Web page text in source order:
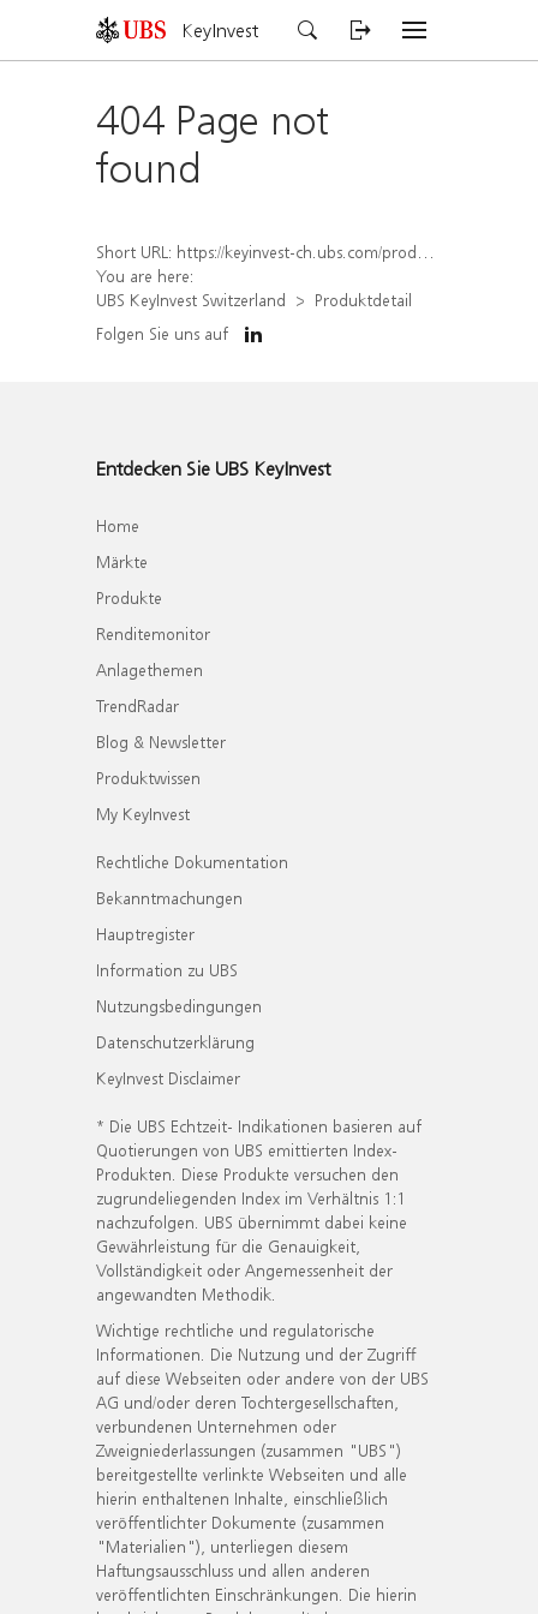
KeyInvest
404 Page not
found
Short URL: https://keyinvest-ch.ubs.com/produkt/detail/index/isin/CH1297161957
You are here:
UBS KeyInvest Switzerland
Produktdetail
Folgen Sie uns auf
Entdecken Sie UBS KeyInvest
Home
Märkte
Produkte
Renditemonitor
Anlagethemen
TrendRadar
Blog & Newsletter
Produktwissen
My KeyInvest
Rechtliche Dokumentation
Bekanntmachungen
Hauptregister
Information zu UBS
Nutzungsbedingungen
Datenschutzerklärung
KeyInvest Disclaimer
* Die UBS Echtzeit- Indikationen basieren auf
Quotierungen von UBS emittierten Index-
Produkten. Diese Produkte versuchen den
zugrundeliegenden Index im Verhältnis 1:1
nachzufolgen. UBS übernimmt dabei keine
Gewährleistung für die Genauigkeit,
Vollständigkeit oder Angemessenheit der
angewandten Methodik.
Wichtige rechtliche und regulatorische
Informationen. Die Nutzung und der Zugriff
auf diese Webseiten oder andere von der UBS
AG und/oder deren Tochtergesellschaften,
verbundenen Unternehmen oder
Zweigniederlassungen (zusammen "UBS")
bereitgestellte verlinkte Webseiten und alle
hierin enthaltenen Inhalte, einschließlich
veröffentlichter Dokumente (zusammen
"Materialien"), unterliegen diesem
Haftungsausschluss und allen anderen
veröffentlichten Einschränkungen. Die hierin